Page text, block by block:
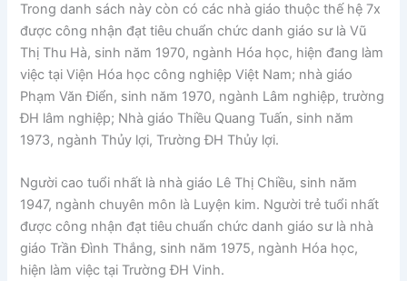
Trong danh sách này còn có các nhà giáo thuộc thế hệ 7x
được công nhận đạt tiêu chuẩn chức danh giáo sư là Vũ
Thị Thu Hà, sinh năm 1970, ngành Hóa học, hiện đang làm
việc tại Viện Hóa học công nghiệp Việt Nam; nhà giáo
Phạm Văn Điển, sinh năm 1970, ngành Lâm nghiệp, trường
ĐH lâm nghiệp; Nhà giáo Thiều Quang Tuấn, sinh năm
1973, ngành Thủy lợi, Trường ĐH Thủy lợi.
Người cao tuổi nhất là nhà giáo Lê Thị Chiều, sinh năm
1947, ngành chuyên môn là Luyện kim. Người trẻ tuổi nhất
được công nhận đạt tiêu chuẩn chức danh giáo sư là nhà
giáo Trần Đình Thắng, sinh năm 1975, ngành Hóa học,
hiện làm việc tại Trường ĐH Vinh.